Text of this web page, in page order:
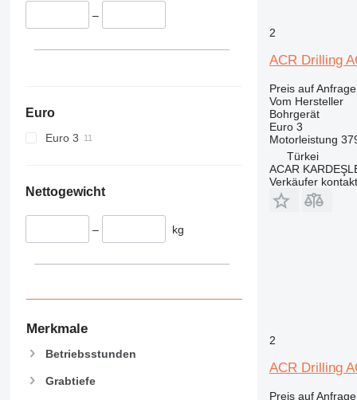
–
Euro
Euro 3
Nettogewicht
– kg
Merkmale
Betriebsstunden
Grabtiefe
2
ACR Drilling
Preis auf Anfrage
Vom Hersteller
Bohrgerät
Euro 3
Motorleistung
Türkei
ACAR
Verkäufer
2
ACR Drilling
Preis auf Anfrage